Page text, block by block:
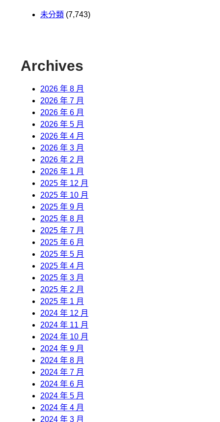
未分類 (7,743)
Archives
2026 年 8 月
2026 年 7 月
2026 年 6 月
2026 年 5 月
2026 年 4 月
2026 年 3 月
2026 年 2 月
2026 年 1 月
2025 年 12 月
2025 年 10 月
2025 年 9 月
2025 年 8 月
2025 年 7 月
2025 年 6 月
2025 年 5 月
2025 年 4 月
2025 年 3 月
2025 年 2 月
2025 年 1 月
2024 年 12 月
2024 年 11 月
2024 年 10 月
2024 年 9 月
2024 年 8 月
2024 年 7 月
2024 年 6 月
2024 年 5 月
2024 年 4 月
2024 年 3 月